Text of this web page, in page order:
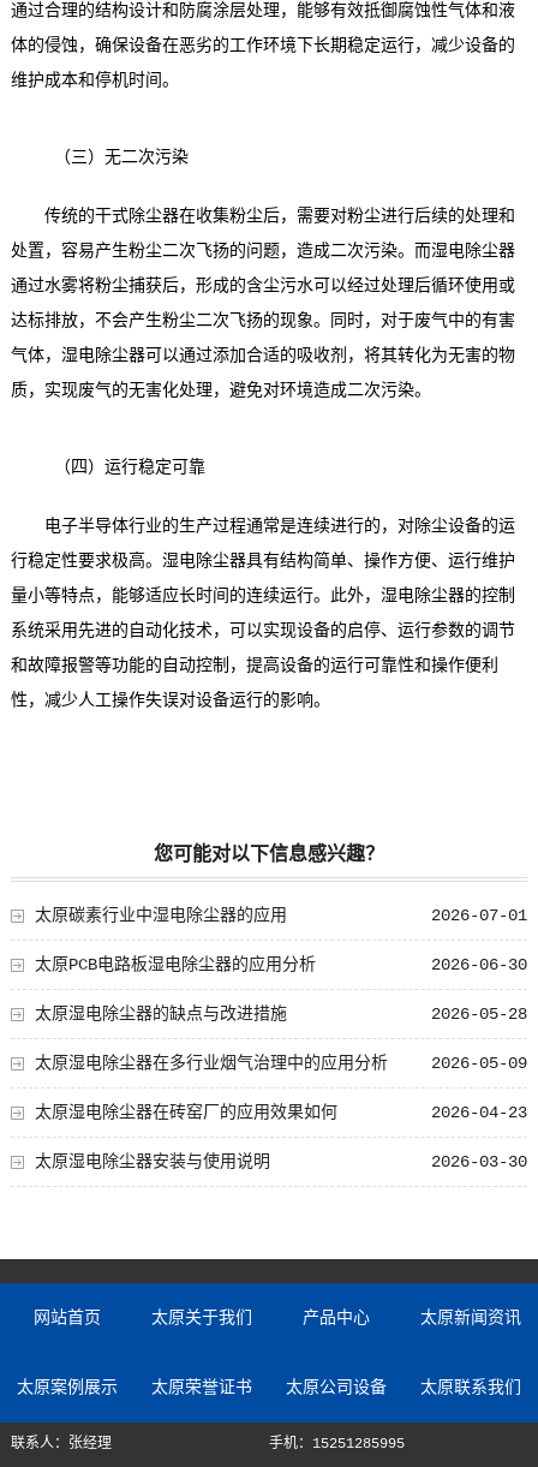
通过合理的结构设计和防腐涂层处理，能够有效抵御腐蚀性气体和液
体的侵蚀，确保设备在恶劣的工作环境下长期稳定运行，减少设备的
维护成本和停机时间。
（三）无二次污染
传统的干式除尘器在收集粉尘后，需要对粉尘进行后续的处理和
处置，容易产生粉尘二次飞扬的问题，造成二次污染。而湿电除尘器
通过水雾将粉尘捕获后，形成的含尘污水可以经过处理后循环使用或
达标排放，不会产生粉尘二次飞扬的现象。同时，对于废气中的有害
气体，湿电除尘器可以通过添加合适的吸收剂，将其转化为无害的物
质，实现废气的无害化处理，避免对环境造成二次污染。
（四）运行稳定可靠
电子半导体行业的生产过程通常是连续进行的，对除尘设备的运
行稳定性要求极高。湿电除尘器具有结构简单、操作方便、运行维护
量小等特点，能够适应长时间的连续运行。此外，湿电除尘器的控制
系统采用先进的自动化技术，可以实现设备的启停、运行参数的调节
和故障报警等功能的自动控制，提高设备的运行可靠性和操作便利
性，减少人工操作失误对设备运行的影响。
您可能对以下信息感兴趣？
2026-07-01
太原碳素行业中湿电除尘器的应用
2026-06-30
太原PCB电路板湿电除尘器的应用分析
2026-05-28
太原湿电除尘器的缺点与改进措施
2026-05-09
太原湿电除尘器在多行业烟气治理中的应用分析
2026-04-23
太原湿电除尘器在砖窑厂的应用效果如何
2026-03-30
太原湿电除尘器安装与使用说明
网站首页 太原关于我们 产品中心 太原新闻资讯
太原案例展示 太原荣誉证书 太原公司设备 太原联系我们
联系人：张经理 手机：15251285995